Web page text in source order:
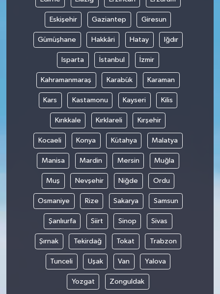
Eskişehir Gaziantep Giresun
Gümüşhane Hakkâri Hatay Iğdır
Isparta İstanbul İzmir
Kahramanmaraş Karabük Karaman
Kars Kastamonu Kayseri Kilis
Kırıkkale Kırklareli Kırşehir
Kocaeli Konya Kütahya Malatya
Manisa Mardin Mersin Muğla
Muş Nevşehir Niğde Ordu
Osmaniye Rize Sakarya Samsun
Şanlıurfa Siirt Sinop Sivas
Şırnak Tekirdağ Tokat Trabzon
Tunceli Uşak Van Yalova
Yozgat Zonguldak